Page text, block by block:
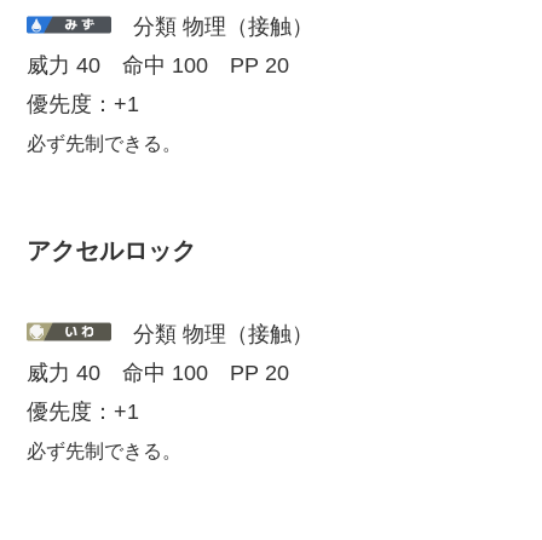
分類 物理（接触）
威力 40 命中 100 PP 20
優先度：+1
必ず先制できる。
アクセルロック
分類 物理（接触）
威力 40 命中 100 PP 20
優先度：+1
必ず先制できる。